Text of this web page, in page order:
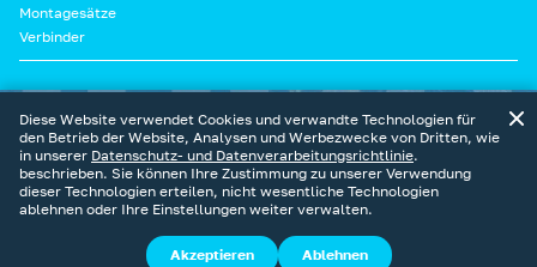
Diese Website verwendet Cookies und verwandte Technologien für
den Betrieb der Website, Analysen und Werbezwecke von Dritten, wie
in unserer Datenschutz- und Datenverarbeitungsrichtlinie.
beschrieben. Sie können Ihre Zustimmung zu unserer Verwendung
dieser Technologien erteilen, nicht wesentliche Technologien
ablehnen oder Ihre Einstellungen weiter verwalten.
Akzeptieren Ablehnen
Montagesätze
Verbinder
Datenschutzerklärung
Cookie-
Richtlinie
Nutzungsbedingungen